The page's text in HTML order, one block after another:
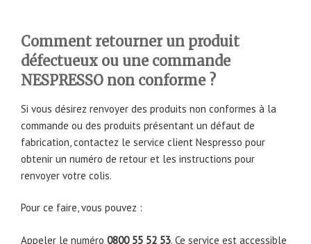
Comment retourner un produit
défectueux ou une commande
NESPRESSO non conforme ?
Si vous désirez renvoyer des produits non conformes à la
commande ou des produits présentant un défaut de
fabrication, contactez le service client Nespresso pour
obtenir un numéro de retour et les instructions pour
renvoyer votre colis.
Pour ce faire, vous pouvez :
Appeler le numéro 0800 55 52 53. Ce service est accessible